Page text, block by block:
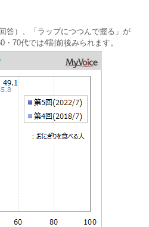
答）、「ラップにつつんで握る」が
70代では4割前後みられます。